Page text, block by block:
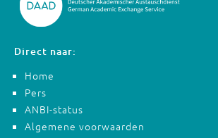
Direct naar:
Home
Pers
ANBI-status
Algemene voorwaarden